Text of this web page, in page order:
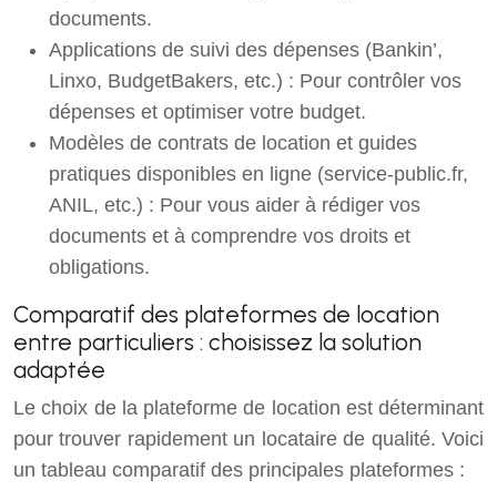
documents.
Applications de suivi des dépenses (Bankin’,
Linxo, BudgetBakers, etc.) : Pour contrôler vos
dépenses et optimiser votre budget.
Modèles de contrats de location et guides
pratiques disponibles en ligne (service-public.fr,
ANIL, etc.) : Pour vous aider à rédiger vos
documents et à comprendre vos droits et
obligations.
Comparatif des plateformes de location
entre particuliers : choisissez la solution
adaptée
Le choix de la plateforme de location est déterminant
pour trouver rapidement un locataire de qualité. Voici
un tableau comparatif des principales plateformes :